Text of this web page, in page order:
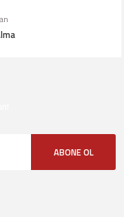
ABONE OL